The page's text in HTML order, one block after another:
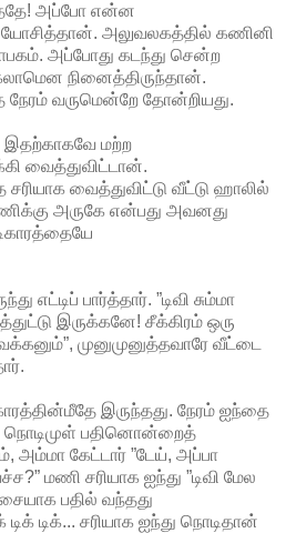
அப்போ என்ன
அலுவலகத்தில் கணினி
அப்போது கடந்து சென்ற
நினைத்திருந்தான்.
நேரம் வருமென்றே தோன்றியது.
இதற்காகவே மற்ற
வைத்துவிட்டான்.
வைத்துவிட்டு வீட்டு ஹாலில்
அருகே என்பது அவனது
எட்டிப் பார்த்தார். ”டிவி சும்மா
இருக்கனே! சீக்கிரம் ஒரு
முனுமுனுத்தவாரே வீட்டை
இருந்தது. நேரம் ஐந்தை
நொடிமுள் பதினொன்றைத்
அம்மா கேட்டார் ”டேய், அப்பா
மணி சரியாக ஐந்து ”டிவி மேல
பதில் வந்தது
டிக் டிக்... சரியாக ஐந்து நொடிதான்